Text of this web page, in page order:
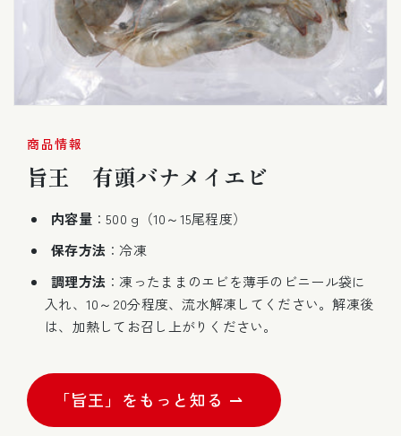
商品情報
旨王 有頭バナメイエビ
内容量：500 g（10～15尾程度）
保存方法 ：冷凍
調理方法 ：凍ったままのエビを薄手のビニール袋に
入れ、10～20分程度、流水解凍してください。解凍後
は、加熱してお召し上がりください。
「旨王」をもっと知る ⇀